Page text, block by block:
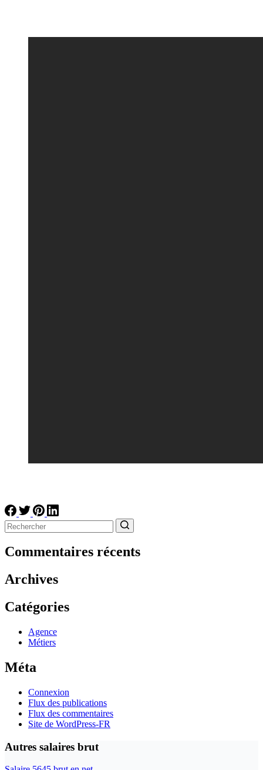
résultat
Commentaires récents
Archives
Catégories
Agence
Métiers
Méta
Connexion
Flux des publications
Flux des commentaires
Site de WordPress-FR
Autres salaires brut